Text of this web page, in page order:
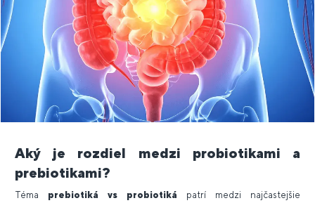
Aký je rozdiel medzi probiotikami a
prebiotikami?
Téma prebiotiká vs probiotiká patrí medzi najčastejšie